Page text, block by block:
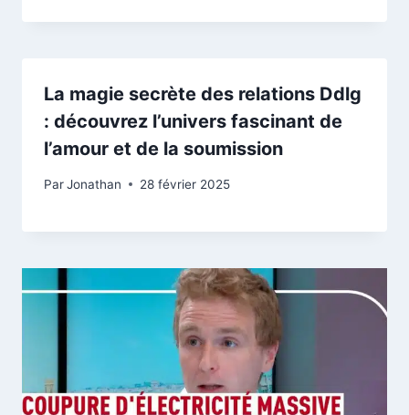
La magie secrète des relations Ddlg
: découvrez l’univers fascinant de
l’amour et de la soumission
ParJonathan 28 février 2025